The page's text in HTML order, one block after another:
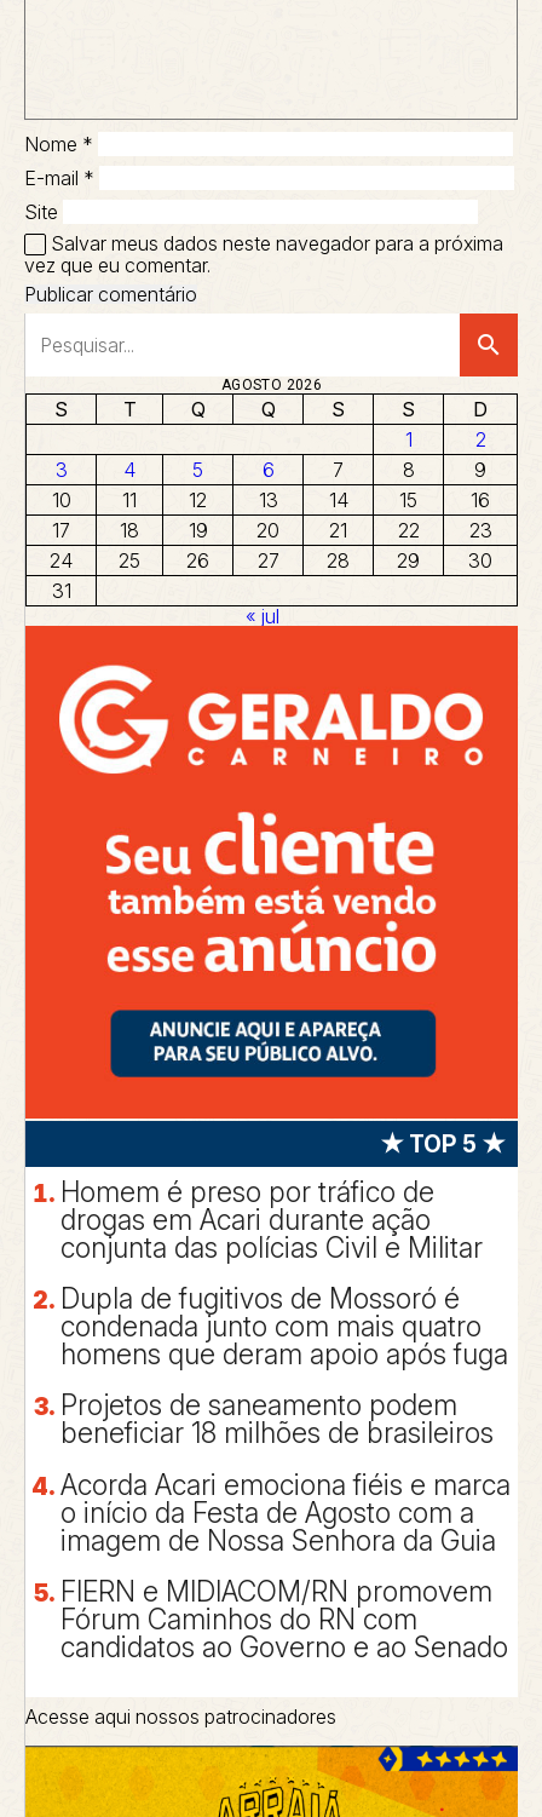
Nome *
E-mail *
Site
Salvar meus dados neste navegador para a próxima
vez que eu comentar.
search
AGOSTO 2026
S T Q Q S S
D
1
2
3
4 5 6 7 8
9
10
11 12 13 14 15
16
17
18 19 20 21 22
23
24
25 26 27 28 29
30
31
« jul
★ TOP 5 ★
Homem é preso por tráfico de
drogas em Acari durante ação
conjunta das polícias Civil e Militar
Dupla de fugitivos de Mossoró é
condenada junto com mais quatro
homens que deram apoio após fuga
Projetos de saneamento podem
beneficiar 18 milhões de brasileiros
Acorda Acari emociona fiéis e marca
o início da Festa de Agosto com a
imagem de Nossa Senhora da Guia
FIERN e MIDIACOM/RN promovem
Fórum Caminhos do RN com
candidatos ao Governo e ao Senado
Acesse aqui nossos patrocinadores